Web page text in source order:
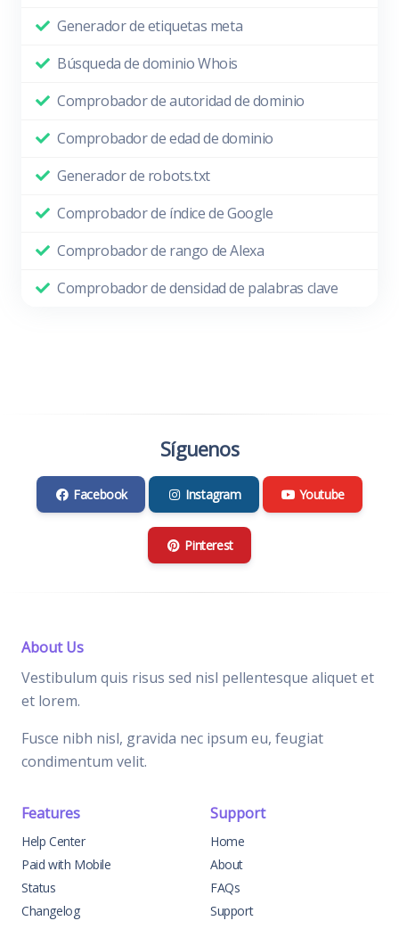
Generador de etiquetas meta
Búsqueda de dominio Whois
Comprobador de autoridad de dominio
Comprobador de edad de dominio
Generador de robots.txt
Comprobador de índice de Google
Comprobador de rango de Alexa
Comprobador de densidad de palabras clave
Síguenos
Facebook Instagram Youtube
Pinterest
About Us
Vestibulum quis risus sed nisl pellentesque aliquet et
et lorem.
Fusce nibh nisl, gravida nec ipsum eu, feugiat
condimentum velit.
Features
Help Center
Paid with Mobile
Status
Changelog
Support
Home
About
FAQs
Support